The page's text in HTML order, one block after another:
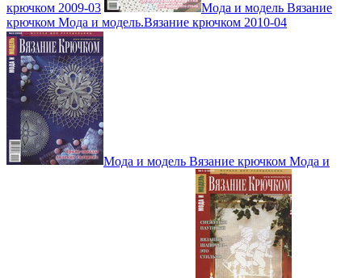
крючком 2009-03
Мода и модель Вязание
крючком Мода и модель.Вязание крючком 2010-04
Мода и модель Вязание крючком Мода и